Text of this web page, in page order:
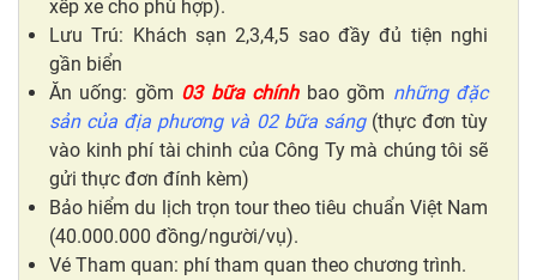
xếp xe cho phù hợp).
Lưu Trú: Khách sạn 2,3,4,5 sao đầy đủ tiện nghi
gần biển
Ăn uống: gồm 03 bữa chínhbao gồm những đặc
sản của địa phương và 02 bữa sáng(thực đơn tùy
vào kinh phí tài chinh của Công Ty mà chúng tôi sẽ
gửi thực đơn đính kèm)
Bảo hiểm du lịch trọn tour theo tiêu chuẩn Việt Nam
(40.000.000 đồng/người/vụ).
Vé Tham quan: phí tham quan theo chương trình.